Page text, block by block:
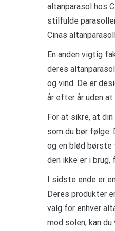
altanparasol hos
stilfulde
Cinas
En anden vigtig
deres
og vind. De er
år efter år uden
For at sikre, at
som du bør
og en blød børste
den ikke er i
I sidste ende er
Deres produkter
valg for enhver
mod solen, kan